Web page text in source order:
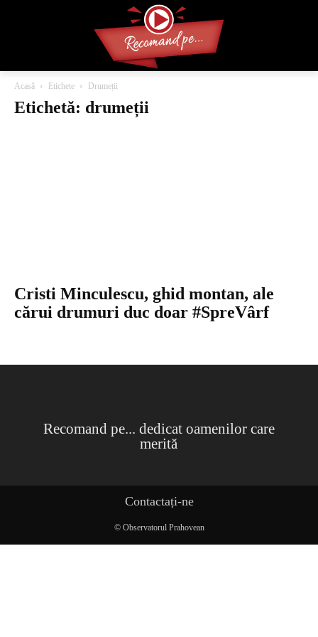
Acasă Etichete Drumeții
Etichetă: drumeții
Cristi Minculescu, ghid montan, ale
cărui drumuri duc doar #SpreVârf
Recomand pe... dedicat oamenilor care
merită
Contactați-ne
© Observatorul Prahovean